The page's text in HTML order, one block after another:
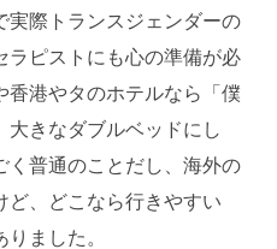
実際トランスジェンダーの
ラピストにも心の準備が必
香港やタのホテルなら「僕
大きなダブルベッドにし
く普通のことだし、海外の
ど、どこなら行きやすい
ました。